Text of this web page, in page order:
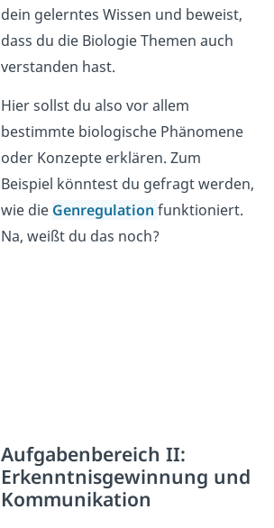
dein gelerntes Wissen und beweist,
dass du die Biologie Themen auch
verstanden hast.
Hier sollst du also vor allem
bestimmte biologische Phänomene
oder Konzepte erklären. Zum
Beispiel könntest du gefragt werden,
wie die Genregulation funktioniert.
Na, weißt du das noch?
Aufgabenbereich II:
Erkenntnisgewinnung und
Kommunikation